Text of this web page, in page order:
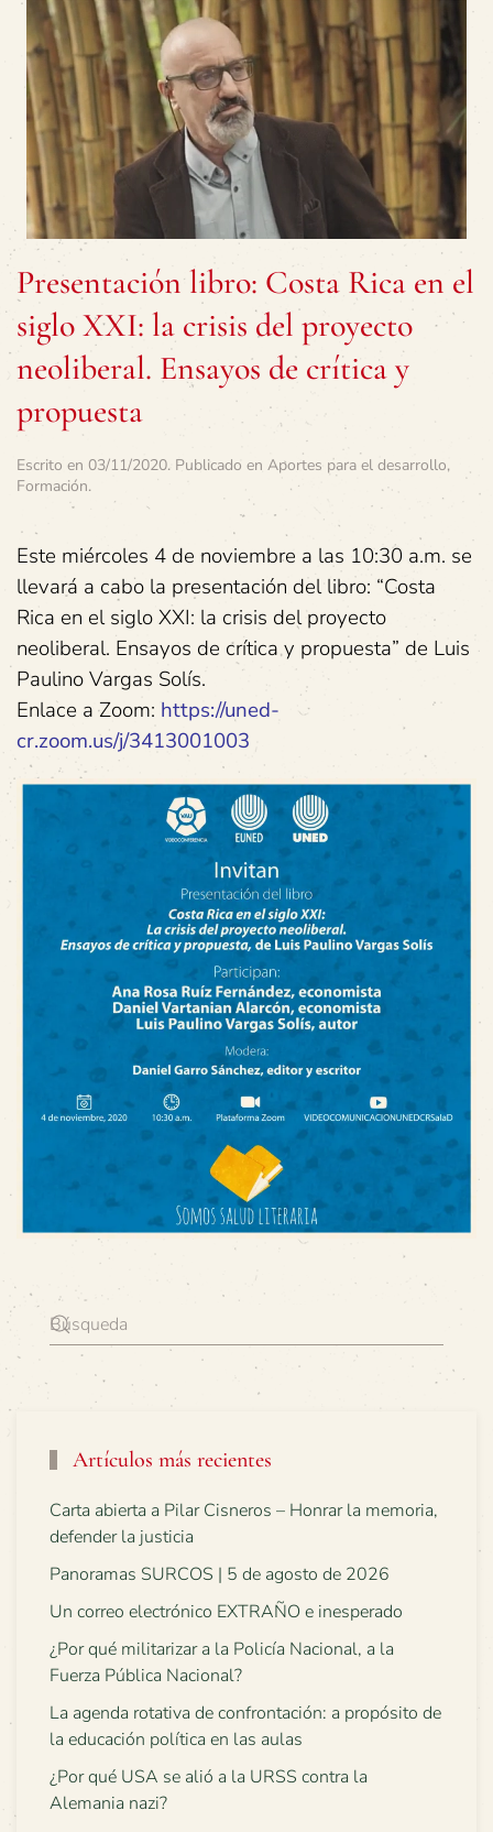
Presentación libro: Costa Rica en el
siglo XXI: la crisis del proyecto
neoliberal. Ensayos de crítica y
propuesta
Escrito en 03/11/2020. Publicado en Aportes para el desarrollo,
Formación.
Este miércoles 4 de noviembre a las 10:30 a.m. se
llevará a cabo la presentación del libro: “Costa
Rica en el siglo XXI: la crisis del proyecto
neoliberal. Ensayos de crítica y propuesta” de Luis
Paulino Vargas Solís.
Enlace a Zoom: https://uned-
cr.zoom.us/j/3413001003
Artículos más recientes
Carta abierta a Pilar Cisneros – Honrar la memoria,
defender la justicia
Panoramas SURCOS | 5 de agosto de 2026
Un correo electrónico EXTRAÑO e inesperado
¿Por qué militarizar a la Policía Nacional, a la
Fuerza Pública Nacional?
La agenda rotativa de confrontación: a propósito de
la educación política en las aulas
¿Por qué USA se alió a la URSS contra la
Alemania nazi?